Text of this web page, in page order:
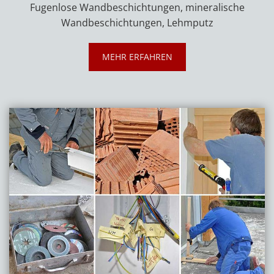
Fugenlose Wandbeschichtungen, mineralische
Wandbeschichtungen, Lehmputz
MEHR ERFAHREN